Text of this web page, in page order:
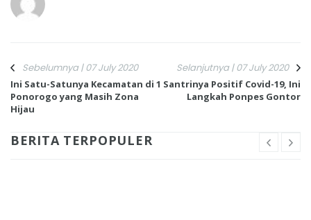
Sebelumnya | 07 July 2020
Ini Satu-Satunya Kecamatan di
Ponorogo yang Masih Zona
Hijau
Selanjutnya | 07 July 2020
1 Santrinya Positif Covid-19, Ini
Langkah Ponpes Gontor
BERITA TERPOPULER